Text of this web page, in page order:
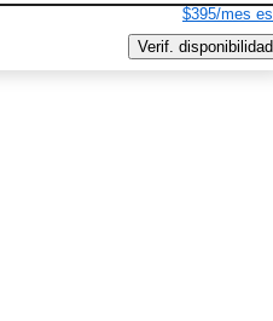
$395/mes
Verif. disponibilidad